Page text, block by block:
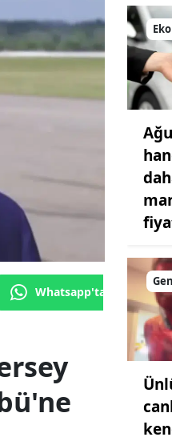
Whatsapp'tan Gönder